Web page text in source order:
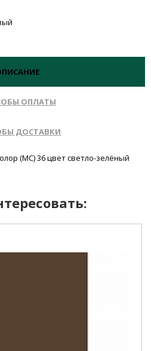
ОПЛАТЫ
ДОСТАВКИ
(MC) 36 цвет светло-зелёный